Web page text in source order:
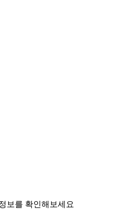
보를 확인해보세요